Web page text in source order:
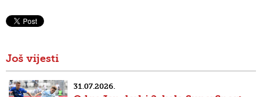
Još vijesti
31.07.2026.